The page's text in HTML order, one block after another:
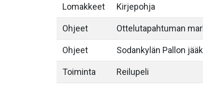
Lomakkeet Kirjepohja
Ohjeet Ottelutapahtuman
Ohjeet Sodankylän Pallon
Toiminta Reilupeli